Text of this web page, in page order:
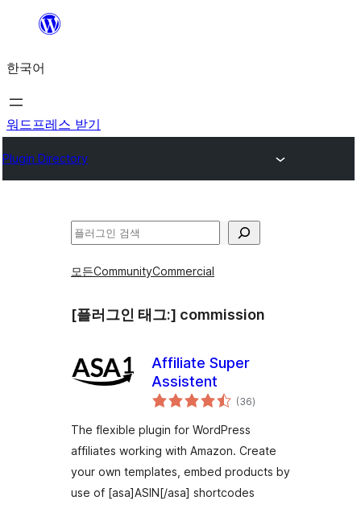
츠
로
바
가
한국어
워드프레스 받기
Plugin Directory
검
모든CommunityCommercial
[플러그인 태그:] commission
Affiliate Super
Assistent
(36전
체)
The flexible plugin for WordPress
affiliates working with Amazon. Create
your own templates, embed products by
use of [asa]ASIN[/asa] shortcodes